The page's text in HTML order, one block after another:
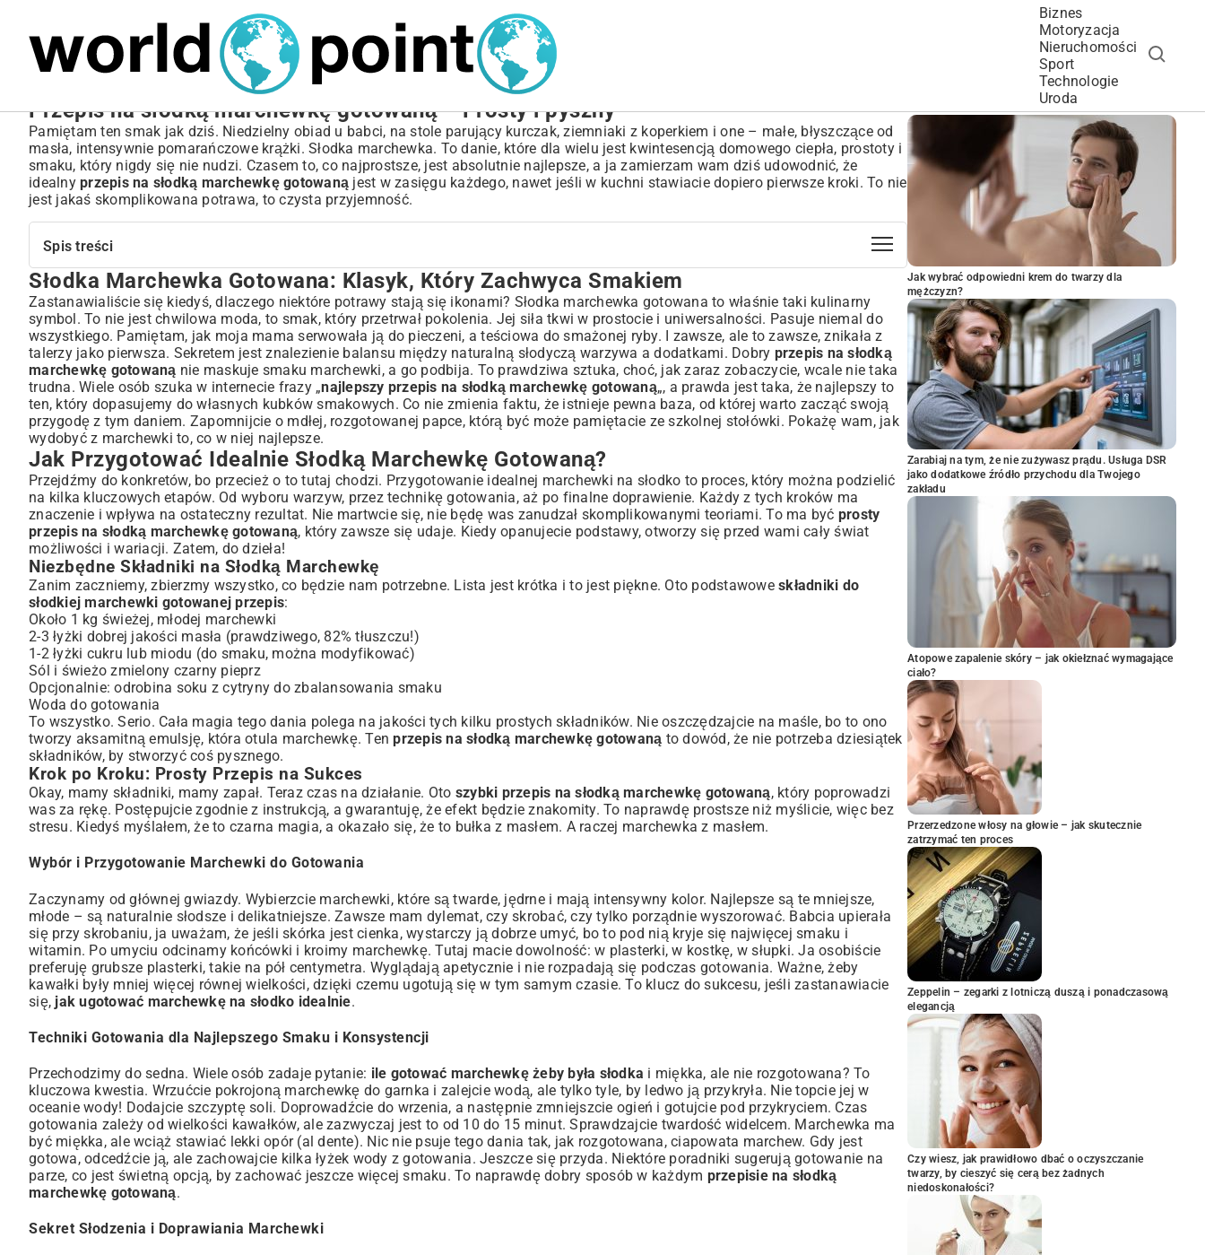
Biznes
Motoryzacja
Nieruchomości
Sport
Technologie
Uroda
Przepis na słodką marchewkę gotowaną – Prosty i pyszny
Pamiętam ten smak jak dziś. Niedzielny obiad u babci, na stole parujący kurczak, ziemniaki z koperkiem i one – małe, błyszczące od
masła, intensywnie pomarańczowe krążki. Słodka marchewka. To danie, które dla wielu jest kwintesencją domowego ciepła, prostoty i
smaku, który nigdy się nie nudzi. Czasem to, co najprostsze, jest absolutnie najlepsze, a ja zamierzam wam dziś udowodnić, że
idealny przepis na słodką marchewkę gotowaną jest w zasięgu każdego, nawet jeśli w kuchni stawiacie dopiero pierwsze kroki. To nie
jest jakaś skomplikowana potrawa, to czysta przyjemność.
Spis treści
Słodka Marchewka Gotowana: Klasyk, Który Zachwyca Smakiem
Jak Przygotować Idealnie Słodką Marchewkę Gotowaną?
Niezbędne Składniki na Słodką Marchewkę
Krok po Kroku: Prosty Przepis na Sukces
Wariacje i Urozmaicenia Słodkiej Marchewki
Marchewka z Miodem, Masłem czy Cynamonem? Pomysły na Wzbogacenie Smaku
Dodatki, Które Podkreślą Słodki Smak Marchewki Gotowanej
Z Czym Podawać Słodką Gotowaną Marchewkę? Pomysły na Serwowanie
Idealne Kompozycje z Danami Głównymi i Przystawkami
Słodka Marchewka Gotowana jako Samodzielna Przekąska
Dlaczego Warto Jeść Słodką Marchewkę? Korzyści Zdrowotne
Bogactwo Witamin i Minerałów w Marchewce Gotowanej
Wsparcie dla Wzroku, Skóry i Odporności
Najczęściej Zadawane Pytania o Słodką Marchewkę Gotowaną
Podsumowanie: Słodka Marchewka – Niezastąpiony Element Kulinarnego Stołu
Słodka Marchewka Gotowana: Klasyk, Który Zachwyca Smakiem
Zastanawialiście się kiedyś, dlaczego niektóre potrawy stają się ikonami? Słodka marchewka gotowana to właśnie taki kulinarny
symbol. To nie jest chwilowa moda, to smak, który przetrwał pokolenia. Jej siła tkwi w prostocie i uniwersalności. Pasuje niemal do
wszystkiego. Pamiętam, jak moja mama serwowała ją do pieczeni, a teściowa do smażonej ryby. I zawsze, ale to zawsze, znikała z
talerzy jako pierwsza. Sekretem jest znalezienie balansu między naturalną słodyczą warzywa a dodatkami. Dobry przepis na słodką
marchewkę gotowaną nie maskuje smaku marchewki, a go podbija. To prawdziwa sztuka, choć, jak zaraz zobaczycie, wcale nie taka
trudna. Wiele osób szuka w internecie frazy „najlepszy przepis na słodką marchewkę gotowaną„, a prawda jest taka, że najlepszy to
ten, który dopasujemy do własnych kubków smakowych. Co nie zmienia faktu, że istnieje pewna baza, od której warto zacząć swoją
przygodę z tym daniem. Zapomnijcie o mdłej, rozgotowanej papce, którą być może pamiętacie ze szkolnej stołówki. Pokażę wam, jak
wydobyć z marchewki to, co w niej najlepsze.
Jak Przygotować Idealnie Słodką Marchewkę Gotowaną?
Przejdźmy do konkretów, bo przecież o to tutaj chodzi. Przygotowanie idealnej marchewki na słodko to proces, który można podzielić
na kilka kluczowych etapów. Od wyboru warzyw, przez technikę gotowania, aż po finalne doprawienie. Każdy z tych kroków ma
znaczenie i wpływa na ostateczny rezultat. Nie martwcie się, nie będę was zanudzał skomplikowanymi teoriami. To ma być prosty
przepis na słodką marchewkę gotowaną, który zawsze się udaje. Kiedy opanujecie podstawy, otworzy się przed wami cały świat
możliwości i wariacji. Zatem, do dzieła!
Niezbędne Składniki na Słodką Marchewkę
Zanim zaczniemy, zbierzmy wszystko, co będzie nam potrzebne. Lista jest krótka i to jest piękne. Oto podstawowe składniki do
słodkiej marchewki gotowanej przepis:
Około 1 kg świeżej, młodej marchewki
2-3 łyżki dobrej jakości masła (prawdziwego, 82% tłuszczu!)
1-2 łyżki cukru lub miodu (do smaku, można modyfikować)
Sól i świeżo zmielony czarny pieprz
Opcjonalnie: odrobina soku z cytryny do zbalansowania smaku
Woda do gotowania
To wszystko. Serio. Cała magia tego dania polega na jakości tych kilku prostych składników. Nie oszczędzajcie na maśle, bo to ono
tworzy aksamitną emulsję, która otula marchewkę. Tenprzepis na słodką marchewkę gotowaną to dowód, że nie potrzeba dziesiątek
składników, by stworzyć coś pysznego.
Krok po Kroku: Prosty Przepis na Sukces
Okay, mamy składniki, mamy zapał. Teraz czas na działanie. Oto szybki przepis na słodką marchewkę gotowaną, który poprowadzi
was za rękę. Postępujcie zgodnie z instrukcją, a gwarantuję, że efekt będzie znakomity. To naprawdę prostsze niż myślicie, więc bez
stresu. Kiedyś myślałem, że to czarna magia, a okazało się, że to bułka z masłem. A raczej marchewka z masłem.
Wybór i Przygotowanie Marchewki do Gotowania
Zaczynamy od głównej gwiazdy. Wybierzcie marchewki, które są twarde, jędrne i mają intensywny kolor. Najlepsze są te mniejsze,
młode – są naturalnie słodsze i delikatniejsze. Zawsze mam dylemat, czy skrobać, czy tylko porządnie wyszorować. Babcia upierała
się przy skrobaniu, ja uważam, że jeśli skórka jest cienka, wystarczy ją dobrze umyć, bo to pod nią kryje się najwięcej smaku i
witamin. Po umyciu odcinamy końcówki i kroimy marchewkę. Tutaj macie dowolność: w plasterki, w kostkę, w słupki. Ja osobiście
preferuję grubsze plasterki, takie na pół centymetra. Wyglądają apetycznie i nie rozpadają się podczas gotowania. Ważne, żeby
kawałki były mniej więcej równej wielkości, dzięki czemu ugotują się w tym samym czasie. To klucz do sukcesu, jeśli zastanawiacie
się, jak ugotować marchewkę na słodko idealnie.
Techniki Gotowania dla Najlepszego Smaku i Konsystencji
Przechodzimy do sedna. Wiele osób zadaje pytanie: ile gotować marchewkę żeby była słodka i miękka, ale nie rozgotowana? To
kluczowa kwestia. Wrzućcie pokrojoną marchewkę do garnka i zalejcie wodą, ale tylko tyle, by ledwo ją przykryła. Nie topcie jej w
oceanie wody! Dodajcie szczyptę soli. Doprowadźcie do wrzenia, a następnie zmniejszcie ogień i gotujcie pod przykryciem. Czas
gotowania zależy od wielkości kawałków, ale zazwyczaj jest to od 10 do 15 minut. Sprawdzajcie twardość widelcem. Marchewka ma
być miękka, ale wciąż stawiać lekki opór (al dente). Nic nie psuje tego dania tak, jak rozgotowana, ciapowata marchew. Gdy jest
gotowa, odcedźcie ją, ale zachowajcie kilka łyżek wody z gotowania. Jeszcze się przyda. Niektóre poradniki sugerują gotowanie na
parze, co jest świetną opcją, by zachować jeszcze więcej smaku. To naprawdę dobry sposób w każdym przepisie na słodką
marchewkę gotowaną.
Sekret Słodzenia i Doprawiania Marchewki
POPULARNE ARTYKUŁY
Jak wybrać odpowiedni krem do twarzy dla
mężczyzn?
Zarabiaj na tym, że nie zużywasz prądu. Usługa DSR
jako dodatkowe źródło przychodu dla Twojego
zakładu
Atopowe zapalenie skóry – jak okiełznać wymagające
ciało?
Przerzedzone włosy na głowie – jak skutecznie
zatrzymać ten proces
Zeppelin – zegarki z lotniczą duszą i ponadczasową
elegancją
Czy wiesz, jak prawidłowo dbać o oczyszczanie
twarzy, by cieszyć się cerą bez żadnych
niedoskonałości?